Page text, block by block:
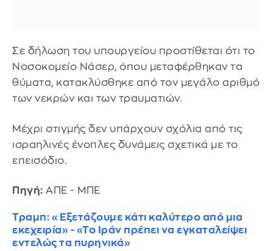
Σε δήλωση του υπουργείου προστίθεται ότι το
Νοσοκομείο Νάσερ, όπου μεταφέρθηκαν τα
θύματα, κατακλύσθηκε από τον μεγάλο αριθμό
των νεκρών και των τραυματιών.
Μέχρι στιγμής δεν υπάρχουν σχόλια από τις
ισραηλινές ένοπλες δυνάμεις σχετικά με το
επεισόδιο.
Πηγή: ΑΠΕ - ΜΠΕ
Τραμπ: «Εξετάζουμε κάτι καλύτερο από μια
εκεχειρία» - «Το Ιράν πρέπει να εγκαταλείψει
εντελώς τα πυρηνικά»